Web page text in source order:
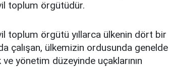
toplum örgütüdür.
toplum örgütü yıllarca ülkenin dört bir
çalışan, ülkemizin ordusunda genelde
ve yönetim düzeyinde uçaklarının